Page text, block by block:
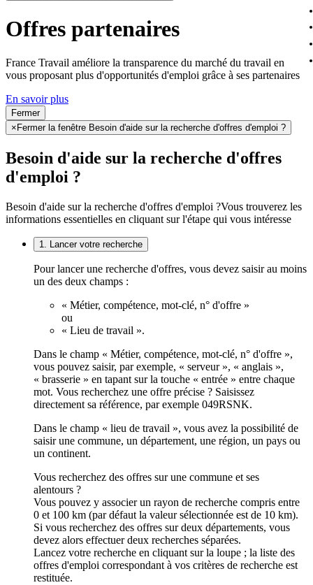
Offres partenaires
France Travail améliore la transparence du marché du travail en
vous proposant plus d'opportunités d'emploi grâce à ses partenaires
En savoir plus
Fermer
× Fermer la fenêtre Besoin d'aide sur la recherche d'offres d'emploi ?
Besoin d'aide sur la recherche d'offres
d'emploi ?
Besoin d'aide sur la recherche d'offres d'emploi ?Vous trouverez les
informations essentielles en cliquant sur l'étape qui vous intéresse
1. Lancer votre recherche
Pour lancer une recherche d'offres, vous devez saisir au moins
un des deux champs :
« Métier, compétence, mot-clé, n° d'offre »
ou
« Lieu de travail ».
Dans le champ « Métier, compétence, mot-clé, n° d'offre »,
vous pouvez saisir, par exemple, « serveur », « anglais »,
« brasserie » en tapant sur la touche « entrée » entre chaque
mot. Vous recherchez une offre précise ? Saisissez
directement sa référence, par exemple 049RSNK.
Dans le champ « lieu de travail », vous avez la possibilité de
saisir une commune, un département, une région, un pays ou
un continent.
Vous recherchez des offres sur une commune et ses
alentours ?
Vous pouvez y associer un rayon de recherche compris entre
0 et 100 km (par défaut la valeur sélectionnée est de 10 km).
Si vous recherchez des offres sur deux départements, vous
devez alors effectuer deux recherches séparées.
Lancez votre recherche en cliquant sur la loupe ; la liste des
offres d'emploi correspondant à vos critères de recherche est
restituée.